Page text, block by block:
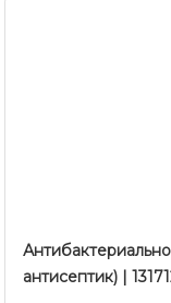
антисептик) |